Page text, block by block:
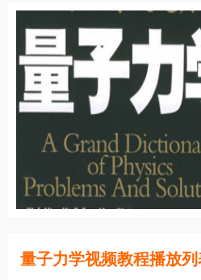
量子力学视频教程播放